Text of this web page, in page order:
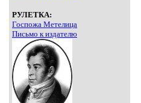
РУЛЕТКА:
Госпожа Метелица
Письмо к издателю